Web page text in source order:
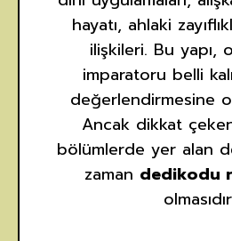
hayatı, ahlaki
ilişkileri. Bu yapı,
imparatoru belli
değerlendirmesine
Ancak dikkat
bölümlerde yer alan
zaman dedikodu